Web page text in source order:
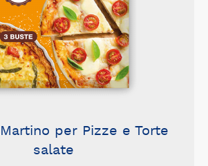
per Pizze e Torte
salate